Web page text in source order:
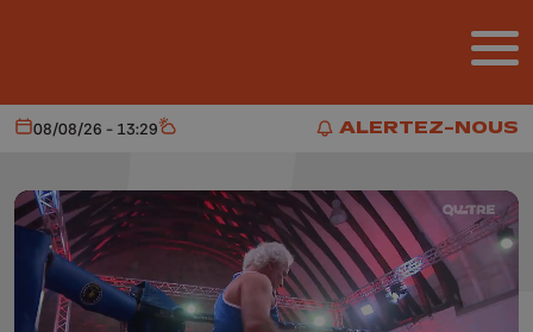
ALERTEZ-NOUS
ALERTEZ-NOUS
Aujourd'hui
08/08/26 - 13:29 Météo